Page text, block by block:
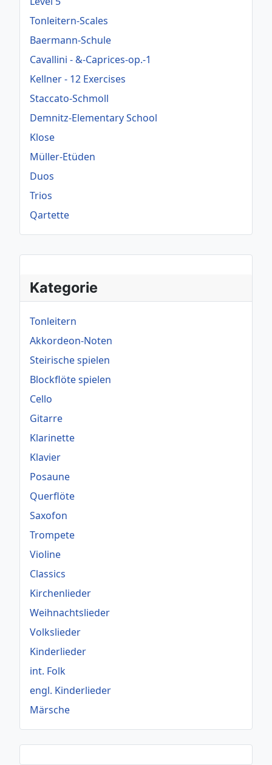
Kategorie
Tonleitern
Akkordeon-Noten
Steirische spielen
Blockflöte spielen
Cello
Gitarre
Klarinette
Klavier
Posaune
Querflöte
Saxofon
Trompete
Violine
Classics
Kirchenlieder
Weihnachtslieder
Volkslieder
Kinderlieder
int. Folk
engl. Kinderlieder
Märsche
Tonleitern-Scales
Baermann-Schule
Cavallini - &-Caprices-op.-1
Kellner - 12 Exercises
Staccato-Schmoll
Demnitz-Elementary School
Klose
Müller-Etüden
Duos
Trios
Qartette